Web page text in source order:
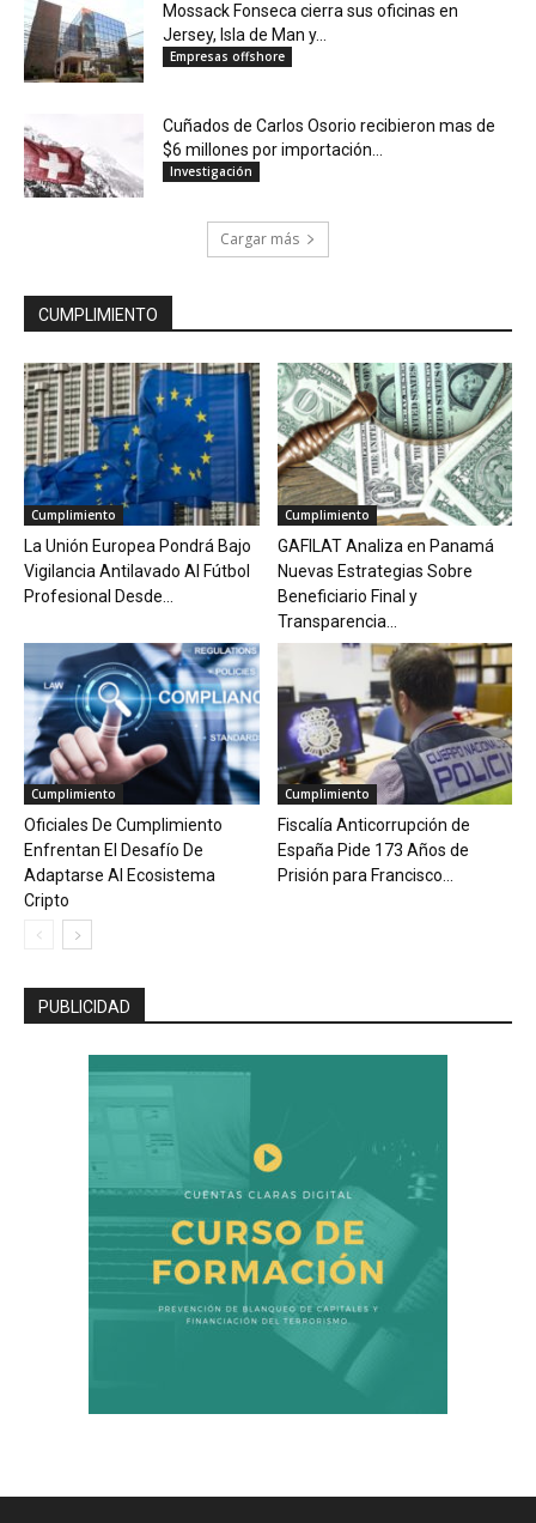
Mossack Fonseca cierra sus oficinas en
Jersey, Isla de Man y...
Empresas offshore
Cuñados de Carlos Osorio recibieron mas de
$6 millones por importación...
Investigación
Cargar más
CUMPLIMIENTO
Cumplimiento
La Unión Europea Pondrá Bajo
Vigilancia Antilavado Al Fútbol
Profesional Desde...
Cumplimiento
GAFILAT Analiza en Panamá
Nuevas Estrategias Sobre
Beneficiario Final y
Transparencia...
Cumplimiento
Oficiales De Cumplimiento
Enfrentan El Desafío De
Adaptarse Al Ecosistema
Cripto
Cumplimiento
Fiscalía Anticorrupción de
España Pide 173 Años de
Prisión para Francisco...
PUBLICIDAD